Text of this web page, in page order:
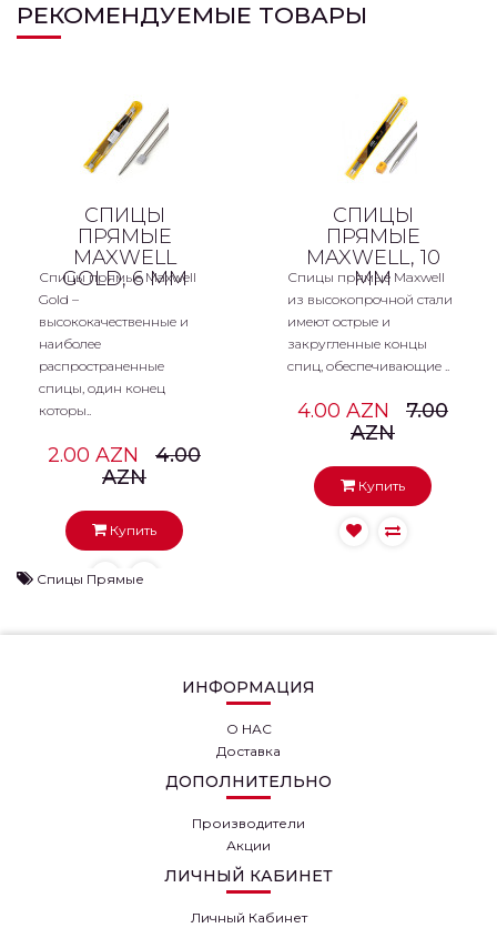
РЕКОМЕНДУЕМЫЕ ТОВАРЫ
СПИЦЫ
ПРЯМЫЕ
MAXWELL
GOLD, 6 ММ
Спицы прямые Maxwell
Gold –
высококачественные и
наиболее
распространенные
спицы, один конец
которы..
2.00 AZN
4.00
AZN
Купить
СПИЦЫ
ПРЯМЫЕ
MAXWELL, 10
ММ
Спицы прямые Maxwell
из высокопрочной стали
имеют острые и
закругленные концы
спиц, обеспечивающие ..
4.00 AZN
7.00
AZN
Купить
MAXWELL
Gold объединяют в себе
поверхность и з..
Спицы Прямые
ИНФОРМАЦИЯ
О НАС
Доставка
ДОПОЛНИТЕЛЬНО
Производители
Акции
ЛИЧНЫЙ КАБИНЕТ
Личный Кабинет